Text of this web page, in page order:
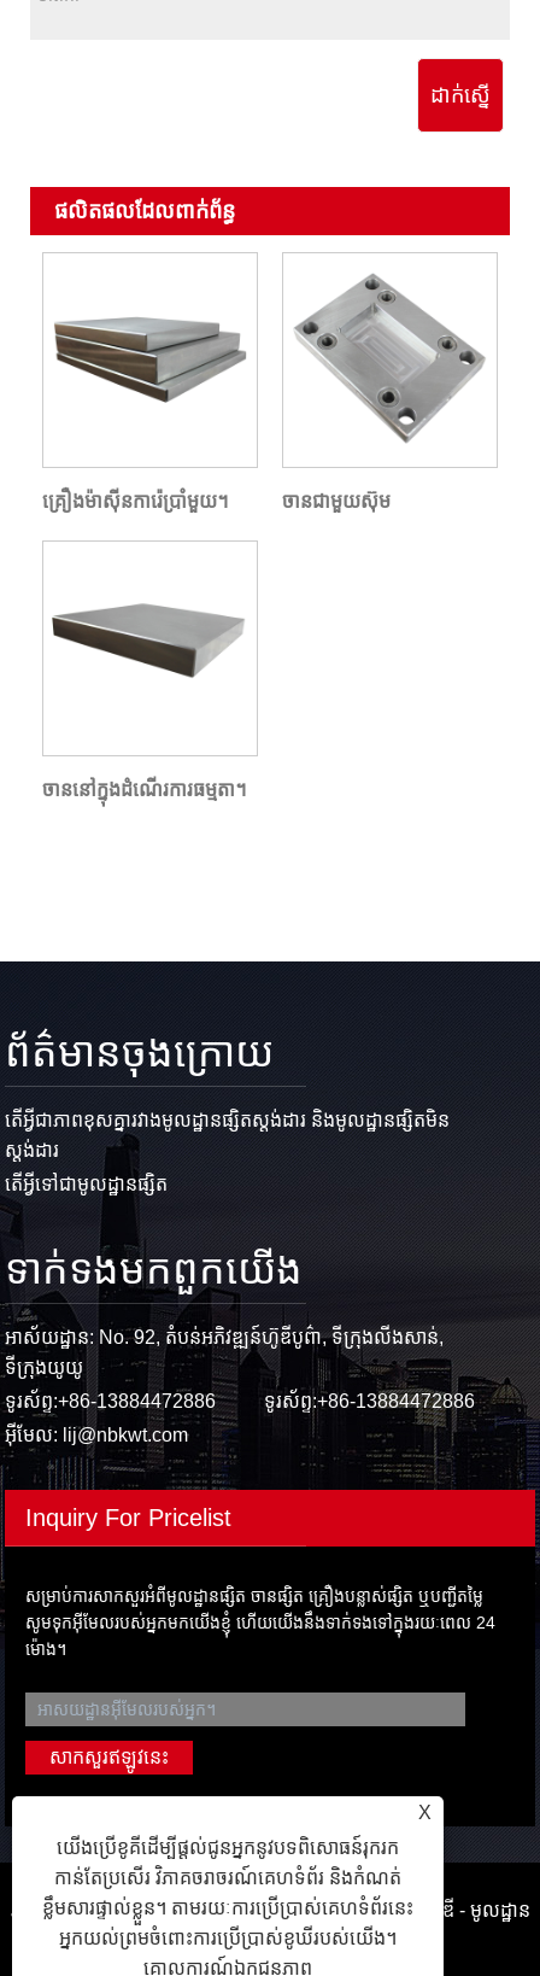
ដាក់ស្នើ
ផលិតផលដែលពាក់ព័ន្ធ
គ្រឿងម៉ាស៊ីនការ៉េប្រាំមួយ។ ចានជាមួយស៊ុម
ចាននៅក្នុងដំណើរការធម្មតា។
ព័ត៌មានចុងក្រោយ
តើអ្វីជាភាពខុសគ្នារវាងមូលដ្ឋានផ្សិតស្តង់ដារ និងមូលដ្ឋានផ្សិតមិន
ស្តង់ដារ
តើអ្វីទៅជាមូលដ្ឋានផ្សិត
ទាក់ទង​មក​ពួក​យើង
អាស័យដ្ឋាន: No. 92, តំបន់អភិវឌ្ឍន៍ហ៊ូឌីបូព៌ា, ទីក្រុងលីងសាន់,
ទីក្រុងយូយូ
ទូរស័ព្ទ:+86-13884472886 ទូរស័ព្ទ:+86-13884472886
អ៊ីមែល: lij@nbkwt.com
Inquiry For Pricelist
សម្រាប់ការសាកសួរអំពីមូលដ្ឋានផ្សិត ចានផ្សិត គ្រឿងបន្លាស់ផ្សិត ឬបញ្ជីតម្លៃ
សូមទុកអ៊ីមែលរបស់អ្នកមកយើងខ្ញុំ ហើយយើងនឹងទាក់ទងទៅក្នុងរយៈពេល 24
ម៉ោង។
រក្សាសិទ្ធិ© 2022 Ningbo Kaiweite Mold Coold ខូអិលធីឌី - មូលដ្ឋាន
ផ្សិត, ចានបន្ទះផ្សិត, ផ្សិត - រក្សារសិទ្ធគ្រប់យ៉ាង។
X
យើងប្រើខូគីដើម្បីផ្តល់ជូនអ្នកនូវបទពិសោធន៍រុករក
កាន់តែប្រសើរ វិភាគចរាចរណ៍គេហទំព័រ និងកំណត់
ខ្លឹមសារផ្ទាល់ខ្លួន។ តាមរយៈការប្រើប្រាស់គេហទំព័រនេះ
អ្នកយល់ព្រមចំពោះការប្រើប្រាស់ខូឃីរបស់យើង។
គោលការណ៍ឯកជនភាព